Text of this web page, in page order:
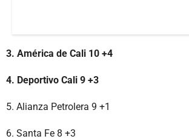
3. América de Cali 10 +4
4. Deportivo Cali 9 +3
5. Alianza Petrolera 9 +1
6. Santa Fe 8 +3